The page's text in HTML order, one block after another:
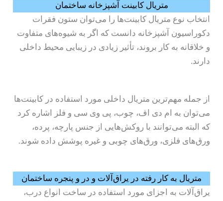
متریال کابینت آشپزخانه ساختمان
انتخاب نوع متریال کابینت‌ها را می‌توان ستون فقرات
دکوراسیون آشپزخانه دانست که اگر به شیوه‌های متفاوت
و خلاقانه به کار بروند، تأثیر زیادی در زیبایی محیط داخلی
دارند.
از جمله مهم‌ترین متریال داخلی مورد استفاده در کابینت‌ها
می‌توان به ام دی اف، چوب، پی وی سی و فلز اشاره کرد
که البته می‌توانند با روکش‌هایی از جنس پارچه، پرده،
ورق‌های فلزی، ورق‌های چوبی و غیره پوشش داده شوند.
متریال به کار رفته در یراق‌آلات و در و پنجره ساختمان
یراق‌آلات به اجزای مورد استفاده در ساخت انواع درب،